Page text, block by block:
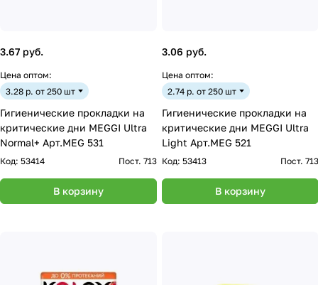
3.67 руб.
Цена оптом:
3.28 р. от 250 шт
Гигиенические прокладки на
критические дни MEGGI Ultra
Normal+ Арт.MEG 531
Код: 53414 Пост. 713
В корзину
3.06 руб.
Цена оптом:
2.74 р. от 250 шт
Гигиенические прокладки на
критические дни MEGGI Ultra
Light Арт.MEG 521
Код: 53413 Пост. 713
В корзину